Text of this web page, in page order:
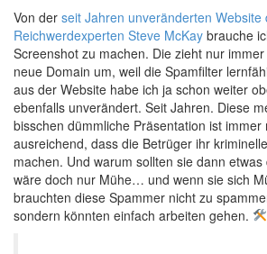
Von der seit Jahren unveränderten Website
Reichwerdexperten Steve McKay brauche
Screenshot zu machen. Die zieht nur
neue Domain um, weil die Spamfilter
aus der Website habe ich ja schon weiter
ebenfalls unverändert. Seit Jahren. Diese
bisschen dümmliche Präsentation ist immer
ausreichend, dass die Betrüger ihr
machen. Und warum sollten sie dann
wäre doch nur Mühe… und wenn sie sich
brauchten diese Spammer nicht zu
sondern könnten einfach arbeiten gehen.